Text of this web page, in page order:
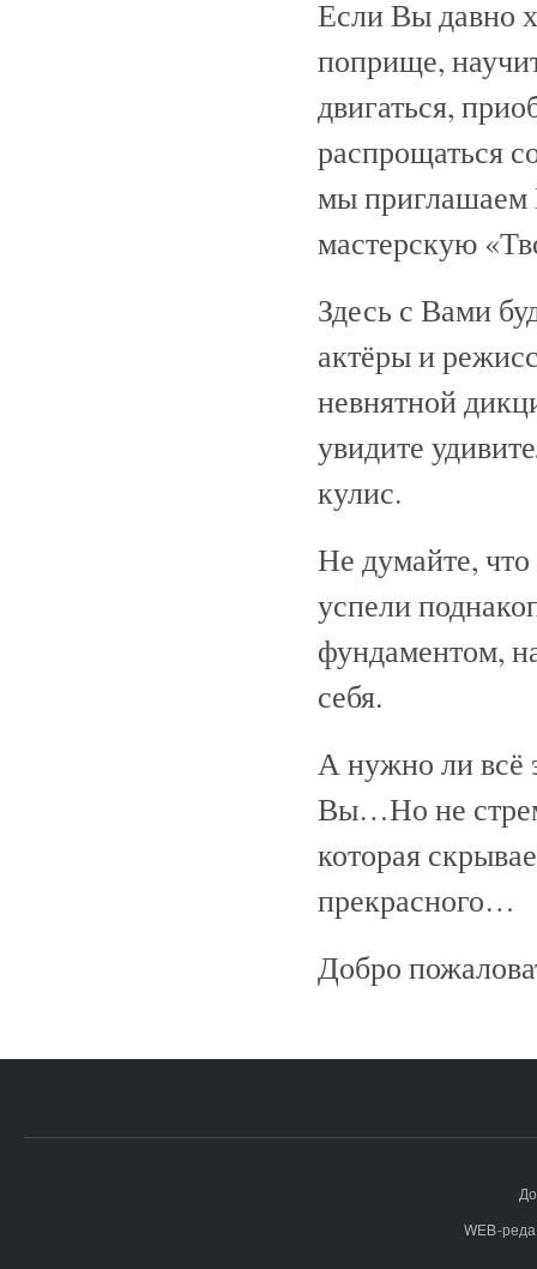
Если Вы давно
поприще,
двигаться,
распрощаться
мы
мастерскую
Здесь с Вами
актёры и
невнятной
увидите
кулис.
Не думайте,
успели
фундаментом,
себя.
А нужно ли всё
Вы…Но не
которая
прекрасного…
Добро
WEB-